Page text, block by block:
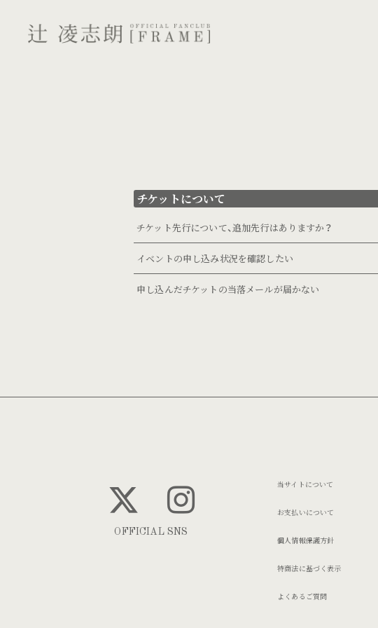
チケットについて
チケット先行について、追加先行はありますか？
イベントの申し込み状況を確認したい
申し込んだチケットの当落メールが届かない
OFFICIAL SNS
当サイトについて
お支払いについて
個人情報保護方針
特商法に基づく表示
よくあるご質問